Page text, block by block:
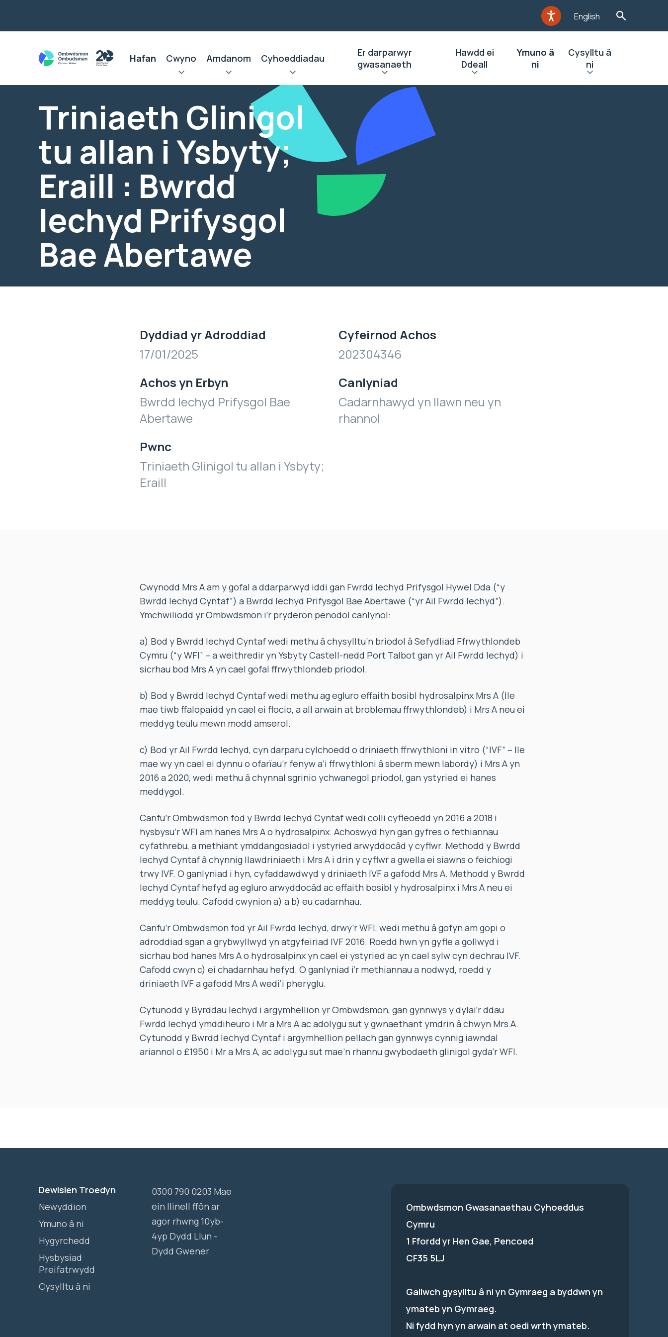
English
Hafan Cwyno Amdanom Cyhoeddiadau
Er darparwyr
gwasanaeth
Hawdd ei
Ddeall
Ymuno â
ni
Cysylltu â
ni
Triniaeth Glinigol
tu allan i Ysbyty;
Eraill : Bwrdd
Iechyd Prifysgol
Bae Abertawe
Dyddiad yr Adroddiad
17/01/2025
Achos yn Erbyn
Bwrdd Iechyd Prifysgol Bae
Abertawe
Pwnc
Triniaeth Glinigol tu allan i Ysbyty;
Eraill
Cyfeirnod Achos
202304346
Canlyniad
Cadarnhawyd yn llawn neu yn
rhannol
Cwynodd Mrs A am y gofal a ddarparwyd iddi gan Fwrdd Iechyd Prifysgol Hywel Dda (“y
Bwrdd Iechyd Cyntaf”) a Bwrdd Iechyd Prifysgol Bae Abertawe (“yr Ail Fwrdd Iechyd”).
Ymchwiliodd yr Ombwdsmon i’r pryderon penodol canlynol:
a) Bod y Bwrdd Iechyd Cyntaf wedi methu â chysylltu’n briodol â Sefydliad Ffrwythlondeb
Cymru (“y WFI” – a weithredir yn Ysbyty Castell-nedd Port Talbot gan yr Ail Fwrdd Iechyd) i
sicrhau bod Mrs A yn cael gofal ffrwythlondeb priodol.
b) Bod y Bwrdd Iechyd Cyntaf wedi methu ag egluro effaith bosibl hydrosalpinx Mrs A (lle
mae tiwb ffalopaidd yn cael ei flocio, a all arwain at broblemau ffrwythlondeb) i Mrs A neu ei
meddyg teulu mewn modd amserol.
c) Bod yr Ail Fwrdd Iechyd, cyn darparu cylchoedd o driniaeth ffrwythloni in vitro (“IVF” – lle
mae wy yn cael ei dynnu o ofarïau’r fenyw a’i ffrwythloni â sberm mewn labordy) i Mrs A yn
2016 a 2020, wedi methu â chynnal sgrinio ychwanegol priodol, gan ystyried ei hanes
meddygol.
Canfu’r Ombwdsmon fod y Bwrdd Iechyd Cyntaf wedi colli cyfleoedd yn 2016 a 2018 i
hysbysu’r WFI am hanes Mrs A o hydrosalpinx. Achoswyd hyn gan gyfres o fethiannau
cyfathrebu, a methiant ymddangosiadol i ystyried arwyddocâd y cyflwr. Methodd y Bwrdd
Iechyd Cyntaf â chynnig llawdriniaeth i Mrs A i drin y cyflwr a gwella ei siawns o feichiogi
trwy IVF. O ganlyniad i hyn, cyfaddawdwyd y driniaeth IVF a gafodd Mrs A. Methodd y Bwrdd
Iechyd Cyntaf hefyd ag egluro arwyddocâd ac effaith bosibl y hydrosalpinx i Mrs A neu ei
meddyg teulu. Cafodd cwynion a) a b) eu cadarnhau.
Canfu’r Ombwdsmon fod yr Ail Fwrdd Iechyd, drwy’r WFI, wedi methu â gofyn am gopi o
adroddiad sgan a grybwyllwyd yn atgyfeiriad IVF 2016. Roedd hwn yn gyfle a gollwyd i
sicrhau bod hanes Mrs A o hydrosalpinx yn cael ei ystyried ac yn cael sylw cyn dechrau IVF.
Cafodd cwyn c) ei chadarnhau hefyd. O ganlyniad i’r methiannau a nodwyd, roedd y
driniaeth IVF a gafodd Mrs A wedi’i pheryglu.
Cytunodd y Byrddau Iechyd i argymhellion yr Ombwdsmon, gan gynnwys y dylai’r ddau
Fwrdd Iechyd ymddiheuro i Mr a Mrs A ac adolygu sut y gwnaethant ymdrin â chwyn Mrs A.
Cytunodd y Bwrdd Iechyd Cyntaf i argymhellion pellach gan gynnwys cynnig iawndal
ariannol o £1950 i Mr a Mrs A, ac adolygu sut mae’n rhannu gwybodaeth glinigol gyda’r WFI.
Dewislen Troedyn
Newyddion
Ymuno â ni
Hygyrchedd
Hysbysiad
Preifatrwydd
Cysylltu â ni
0300 790 0203 Mae
ein llinell ffôn ar
agor rhwng 10yb-
4yp Dydd Llun -
Dydd Gwener
Ombwdsmon Gwasanaethau Cyhoeddus
Cymru
1 Ffordd yr Hen Gae, Pencoed
CF35 5LJ
Gallwch gysylltu â ni yn Gymraeg a byddwn yn
ymateb yn Gymraeg.
Ni fydd hyn yn arwain at oedi wrth ymateb.